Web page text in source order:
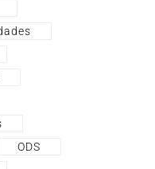
ODS